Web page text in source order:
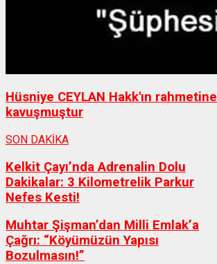
Hüsniye CEYLAN Hakk'ın rahmetine
kavuşmuştur
SON DAKİKA
Kelkit Çayı’nda Adrenalin Dolu
Dakikalar: 3 Kilometrelik Parkur
Nefes Kesti!
Muhtar Şişman’dan Milli Emlak’a
Çağrı: “Köyümüzün Yapısı
Bozulmasın!”